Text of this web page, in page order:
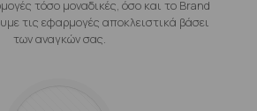
τόσο μοναδικές, όσο και το Brand
τις εφαρμογές αποκλειστικά βάσει
των αναγκών σας.